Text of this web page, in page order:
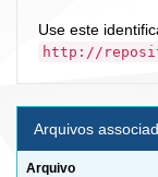
Use este
http://
Arquivos
Arquivo